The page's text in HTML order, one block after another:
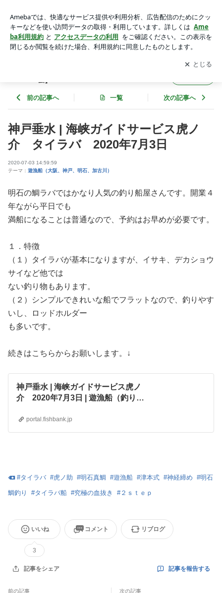
3日 | fishbank【無料の遊漁船専用ネット予約フォーム】
アプリをダウンロードして ブログの更新通知
を受け取りまし
ょう。
開く
ーム】
前の記事へ 一覧 次の記事へ
神戸垂水 | 海峡ガイドサービス虎ノ
介 タイラバ 2020年7月3日
2020-07-03 14:59:59
テーマ： 遊漁船（大阪、神戸、明石、加古川）
明石の鯛ラバではかなり人気の釣り船屋さんです。開業４
年ながら平日でも
満船になることは普通なので、予約はお早めが必要です。
１．特徴
（１）タイラバが基本になりますが、イサキ、デカショウ
サイなど他では
ない釣り物もあります。
（２）シンプルできれいな船でフラットなので、釣りやす
いし、ロッドホルダー
も多いです。
続きはこちらからお願いします。↓
神戸垂水 | 海峡ガイドサービス虎ノ
介 2020年7月3日 | 遊漁船（釣り
【fishbank】
portal.fishbank.jp
#タイラバ #虎ノ助 #明石真鯛 #遊漁船 #津本式 #神経締め #明石
鯛釣り #タイラバ船 #究極の血抜き #２ｓｔｅｐ
いいね
3
コメント リブログ
記事をシェア 記事を報告する
前の記事 次の記事